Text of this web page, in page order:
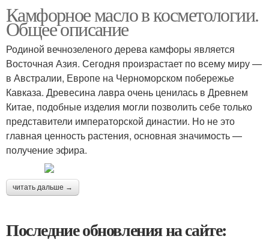
Камфорное масло в косметологии.
Общее описание
Родиной вечнозеленого дерева камфоры является
Восточная Азия. Сегодня произрастает по всему миру —
в Австралии, Европе на Черноморском побережье
Кавказа. Древесина лавра очень ценилась в Древнем
Китае, подобные изделия могли позволить себе только
представители императорской династии. Но не это
главная ценность растения, основная значимость —
получение эфира.
читать дальше →
Последние обновления на сайте: